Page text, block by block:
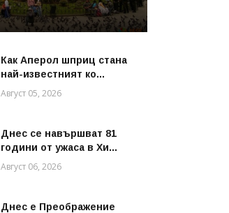
Как Аперол шприц стана
най-известният ко...
Август 05, 2026
Днес се навършват 81
години от ужаса в Хи...
Август 06, 2026
Днес е Преображение